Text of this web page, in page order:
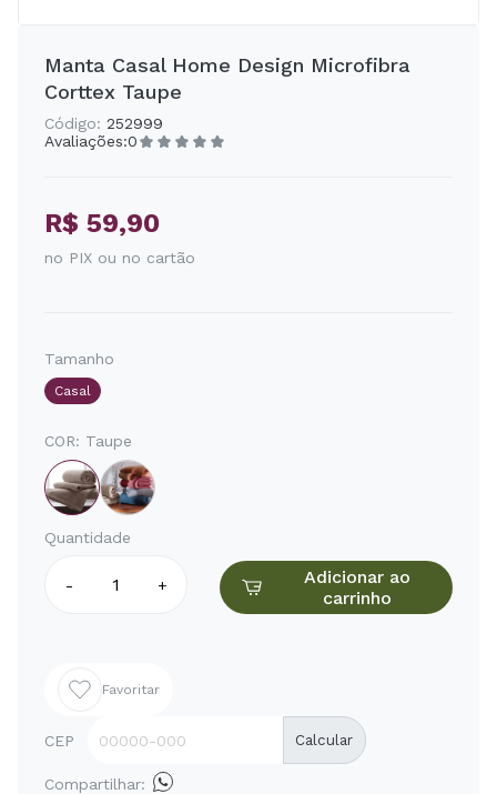
Manta Casal Home Design Microfibra
Corttex Taupe
Código: 252999
Avaliações:0
R$ 59,90
no PIX ou no cartão
Tamanho
Casal
COR: Taupe
Quantidade
- +
Adicionar ao
carrinho
Favoritar
CEP Calcular
Compartilhar: